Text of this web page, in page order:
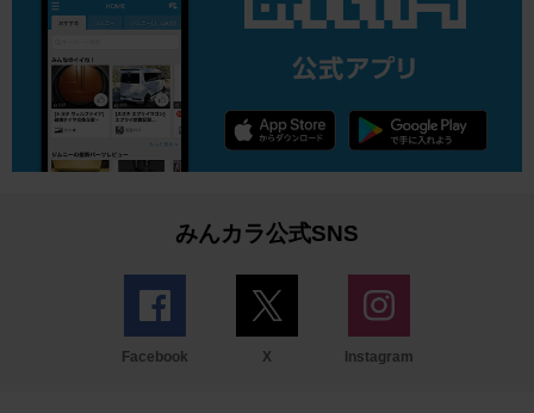
みんカラ公式SNS
Facebook X Instagram